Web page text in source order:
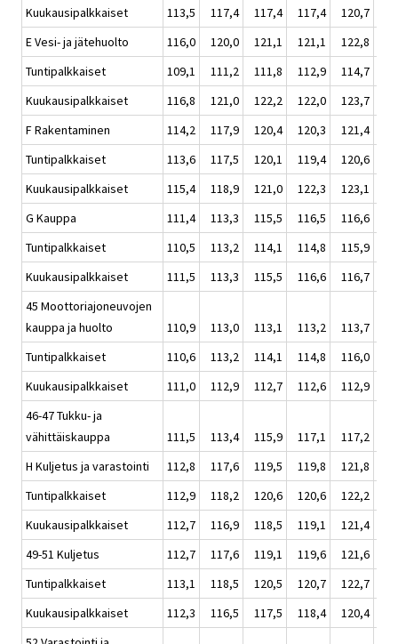
Kuukausipalkkaiset
113,5 117,4 117,4 117,4 120,7
E Vesi- ja jätehuolto
116,0 120,0 121,1 121,1 122,8
Tuntipalkkaiset
109,1 111,2 111,8 112,9 114,7
Kuukausipalkkaiset
116,8 121,0 122,2 122,0 123,7
F Rakentaminen
114,2 117,9 120,4 120,3 121,4
Tuntipalkkaiset
113,6 117,5 120,1 119,4 120,6
Kuukausipalkkaiset
115,4 118,9 121,0 122,3 123,1
G Kauppa
111,4 113,3 115,5 116,5 116,6
Tuntipalkkaiset
110,5 113,2 114,1 114,8 115,9
Kuukausipalkkaiset
111,5 113,3 115,5 116,6 116,7
45 Moottoriajoneuvojen
kauppa ja huolto
110,9 113,0 113,1 113,2 113,7
Tuntipalkkaiset
110,6 113,2 114,1 114,8 116,0
Kuukausipalkkaiset
111,0 112,9 112,7 112,6 112,9
46-47 Tukku- ja
vähittäiskauppa
111,5 113,4 115,9 117,1 117,2
H Kuljetus ja varastointi
112,8 117,6 119,5 119,8 121,8
Tuntipalkkaiset
112,9 118,2 120,6 120,6 122,2
Kuukausipalkkaiset
112,7 116,9 118,5 119,1 121,4
49-51 Kuljetus
112,7 117,6 119,1 119,6 121,6
Tuntipalkkaiset
113,1 118,5 120,5 120,7 122,7
Kuukausipalkkaiset
112,3 116,5 117,5 118,4 120,4